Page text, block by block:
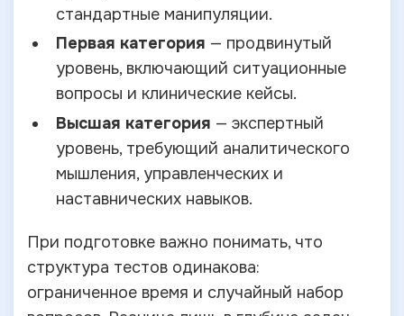
стандартные манипуляции.
Первая категория — продвинутый
уровень, включающий ситуационные
вопросы и клинические кейсы.
Высшая категория — экспертный
уровень, требующий аналитического
мышления, управленческих и
наставнических навыков.
При подготовке важно понимать, что
структура тестов одинакова:
ограниченное время и случайный набор